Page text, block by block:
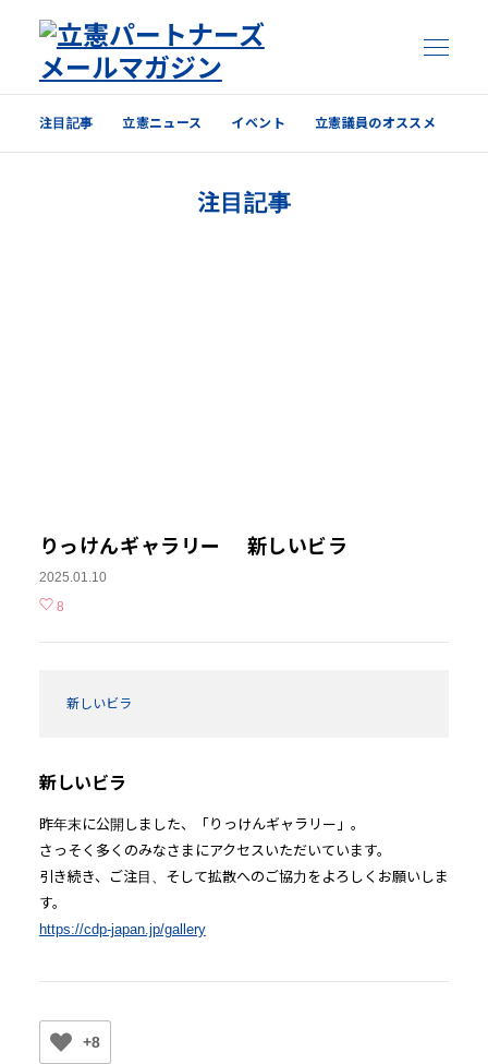
注目記事 立憲ニュース イベント 立憲議員のオススメ
注目記事
りっけんギャラリー 新しいビラ
2025.01.10
8
新しいビラ
新しいビラ
昨年末に公開しました、「りっけんギャラリー」。
さっそく多くのみなさまにアクセスいただいています。
引き続き、ご注目、そして拡散へのご協力をよろしくお願いしま
す。
https://cdp-japan.jp/gallery
+8